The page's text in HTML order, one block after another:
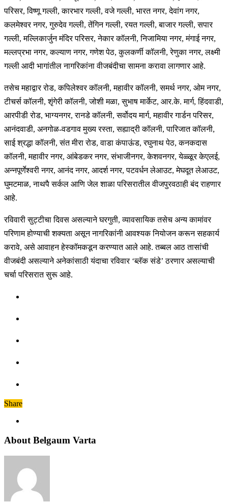
परिसर, विष्णू गल्ली, कारभार गल्ली, वजे गल्ली, भारत नगर, देवांग नगर,
कलमेश्वर नगर, गुरुदेव गल्ली, तेंगिन गल्ली, रयत गल्ली, बाजार गल्ली, सपार
गल्ली, मल्लिकार्जुन मंदिर परिसर, नेकार कॉलनी, निजामिया नगर, मंगाई नगर,
मल्लप्रभा नगर, कल्याण नगर, गणेश पेठ, कुलकर्णी कॉलनी, रेणुका नगर, लक्ष्मी
गल्ली आदी भागांतील नागरिकांना वीजबंदीचा सामना करावा लागणार आहे.
तसेच महाद्वार रोड, कपिलेश्वर कॉलनी, महावीर कॉलनी, समर्थ नगर, ओम नगर,
टीचर्स कॉलनी, शृंगेरी कॉलनी, जोशी मळा, सुभाष मार्केट, आर.के. मार्ग, हिंदवाडी,
आरपीडी रोड, भाग्यनगर, रानडे कॉलनी, सर्वोदय मार्ग, महावीर गार्डन परिसर,
आनंदवाडी, अनगोळ-वडगाव मुख्य रस्ता, सह्याद्री कॉलनी, पारिजात कॉलनी,
साई श्रद्धा कॉलनी, संत मीरा रोड, वाडा कंपाऊंड, रघुनाथ पेठ, कनकदास
कॉलनी, महावीर नगर, आंबेडकर नगर, संभाजीनगर, केशवनगर, येळ्ळूर केएलई,
अन्नपूर्णेश्वरी नगर, आनंद नगर, आदर्श नगर, पटवर्धन लेआउट, मेघदूत लेआउट,
घुमटमाळ, नाथपै सर्कल आणि जेल शाळा परिसरातील वीजपुरवठाही बंद राहणार
आहे.
रविवारी सुट्टीचा दिवस असल्याने घरगुती, व्यावसायिक तसेच अन्य कामांवर
परिणाम होण्याची शक्यता असून नागरिकांनी आवश्यक नियोजन करून सहकार्य
करावे, असे आवाहन हेस्कॉमकडून करण्यात आले आहे. तब्बल आठ तासांची
वीजबंदी असल्याने अनेकांसाठी यंदाचा रविवार ‘ब्लॅक संडे’ ठरणार असल्याची
चर्चा परिसरात सुरू आहे.
Share
About Belgaum Varta